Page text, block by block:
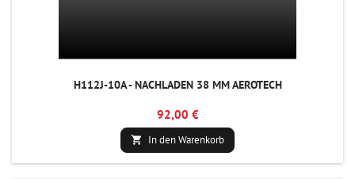
H112J-10A - NACHLADEN 38 MM AEROTECH
92,00 €
 In den Warenkorb